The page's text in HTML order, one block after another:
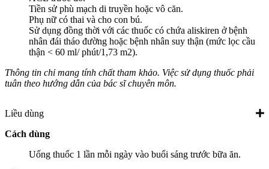
Tiền sử phù mạch di truyền hoặc vô căn.
Phụ nữ có thai và cho con bú.
Sử dụng đồng thời với các thuốc có chứa aliskiren ở bệnh
nhân đái tháo đường hoặc bệnh nhân suy thận (mức lọc cầu
thận < 60 ml/ phút/1,73 m2).
Thông tin chỉ mang tính chất tham khảo. Việc sử dụng thuốc phải
tuân theo hướng dẫn của bác sĩ chuyên môn.
Liều dùng
Cách dùng
Uống thuốc 1 lần mỗi ngày vào buổi sáng trước bữa ăn.